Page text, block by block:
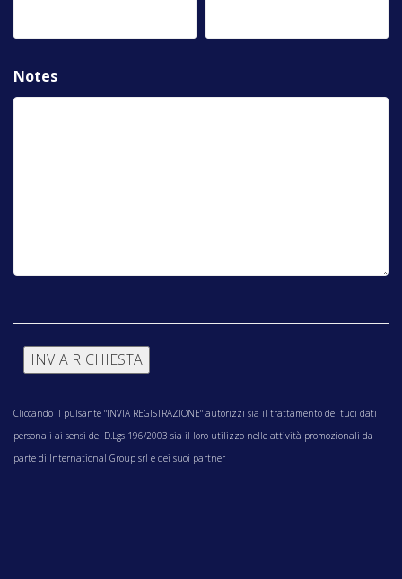
Notes
Cliccando il pulsante "INVIA REGISTRAZIONE" autorizzi sia il trattamento dei tuoi dati
personali ai sensi del D.Lgs 196/2003 sia il loro utilizzo nelle attività promozionali da
parte di International Group srl e dei suoi partner